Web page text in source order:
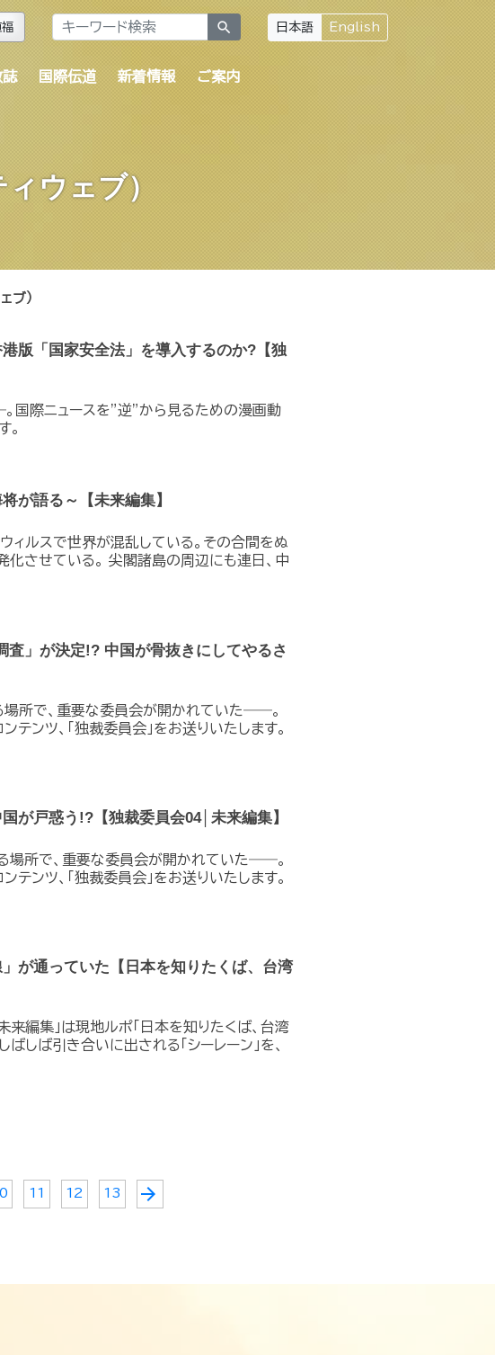
search 日本語 English
誌 国際伝道 新着情報 ご案内
ウェブ）
ブ）
版「国家安全法」を導入するのか?【独
国際ニュースを”逆”から見るための漫画動
。
が語る～【未来編集】
ルスで世界が混乱している。その合間をぬ
化させている。 尖閣諸島の周辺にも連日、中
査」が決定!? 中国が骨抜きにしてやるさ
所で、重要な委員会が開かれていた――。
ンツ、「独裁委員会」をお送りいたします。
が戸惑う!?【独裁委員会04│未来編集】
所で、重要な委員会が開かれていた――。
ンツ、「独裁委員会」をお送りいたします。
が通っていた【日本を知りたくば、台湾
編集」は現地ルポ「日本を知りたくば、台湾
しば引き合いに出される「シーレーン」を、
11 12 13 arrow_forward